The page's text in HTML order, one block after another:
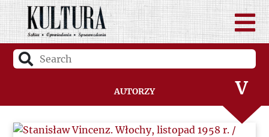
Autorzy
T
U
V
W